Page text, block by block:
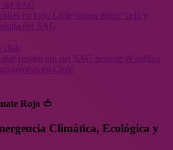
en todo Chile tienen entre “ceja y
del SAG
que resolución del SAG permite el cultivo
en Chile
Rojo 🍅
Climática, Ecológica y